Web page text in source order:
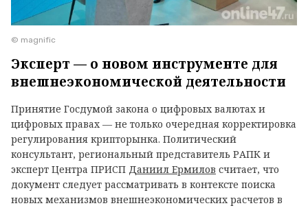
© magnific
Эксперт — о новом инструменте для
внешнеэкономической деятельности
Принятие Госдумой закона о цифровых валютах и
цифровых правах — не только очередная корректировка
регулирования крипторынка. Политический
консультант, региональный представитель РАПК и
эксперт Центра ПРИСП Даниил Ермилов считает, что
документ следует рассматривать в контексте поиска
новых механизмов внешнеэкономических расчетов в